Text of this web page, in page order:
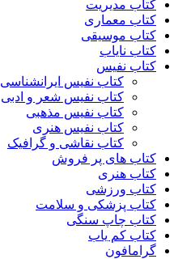
کتاب مدیریت
کتاب معماری
کتاب موسیقی
کتاب نایاب
کتاب نفیس
کتاب نفیس ایرانشناسی
کتاب نفیس شعر و ادبی
کتاب نفیس مذهبی
کتاب نفیس هنری
کتاب نقاشی و گرافیک
کتاب های پر فروش
کتاب هنری
کتاب ورزشی
کتاب پزشکی و سلامت
کتاب چاپ سنگی
کتاب کم یاب
گرامافون